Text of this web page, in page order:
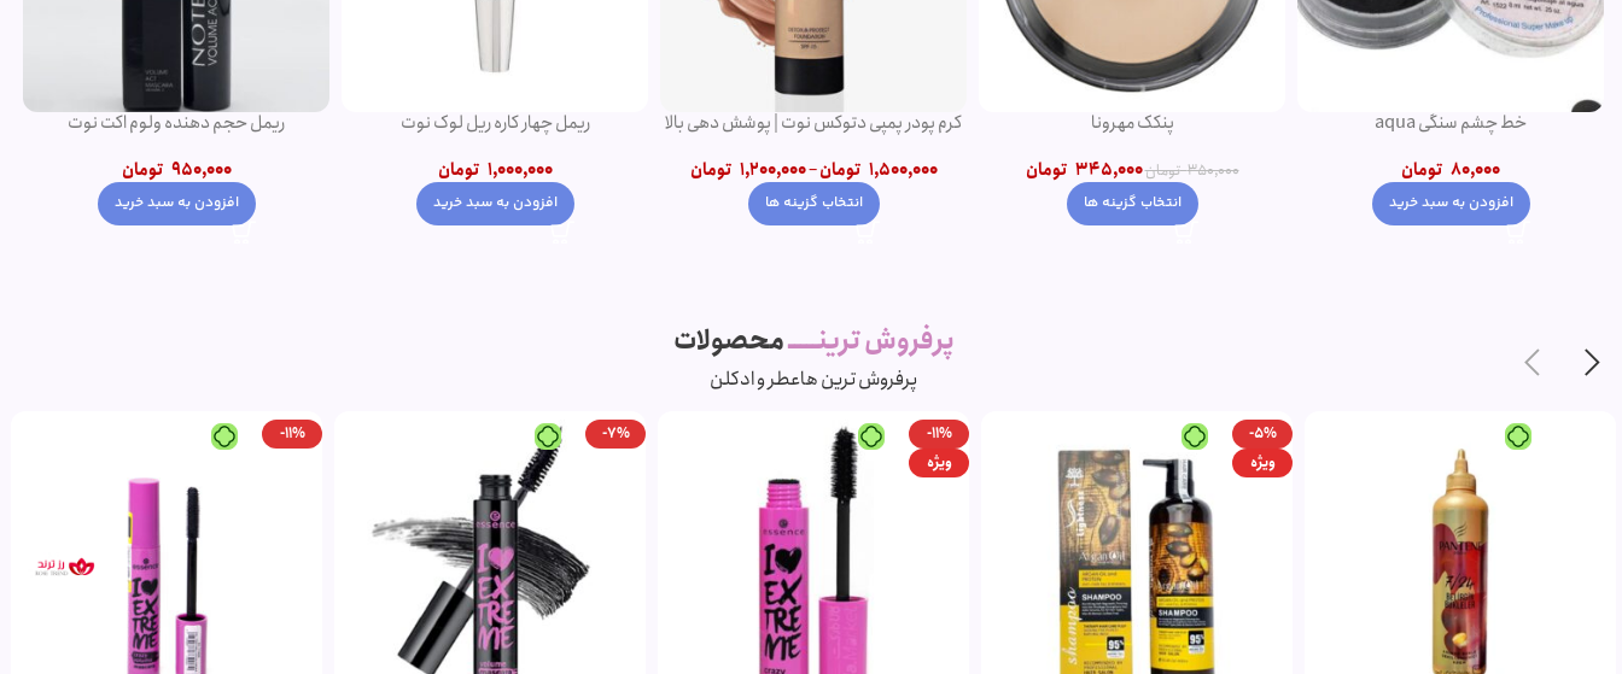
خط چشم سنگی aqua
80,000 تومان
افزودن به سبد خرید
پنکک مهرونا
350,000 تومان345,000 تومان
انتخاب گزینه ها
کرم پودر پمپی دتوکس نوت | پوشش دهی بالا
1,500,000 تومان–
1,200,000 تومان
انتخاب گزینه ها
ریمل چهار کاره ریل لوک نوت
1,000,000 تومان
افزودن به سبد خرید
ریمل حجم دهنده ولوم اکت نوت
950,000 تومان
افزودن به سبد خرید
پرفروش ترینـــــمحصولات
پرفروش ترین هاعطر و ادکلن
-5%
ویژه
-11%
ویژه
-7%
-11%